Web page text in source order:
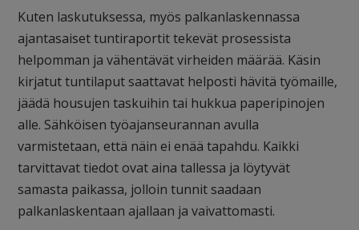
Kuten laskutuksessa, myös palkanlaskennassa
ajantasaiset tuntiraportit tekevät prosessista
helpomman ja vähentävät virheiden määrää. Käsin
kirjatut tuntilaput saattavat helposti hävitä työmaille,
jäädä housujen taskuihin tai hukkua paperipinojen
alle. Sähköisen työajanseurannan avulla
varmistetaan, että näin ei enää tapahdu. Kaikki
tarvittavat tiedot ovat aina tallessa ja löytyvät
samasta paikassa, jolloin tunnit saadaan
palkanlaskentaan ajallaan ja vaivattomasti.